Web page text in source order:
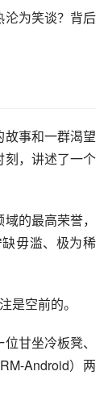
沦为笑谈？背后
事和一群渴望
刻，讲述了一个
的最高荣誉，
毋滥、极为稀
是空前的。
甘坐冷板凳、
Android）两